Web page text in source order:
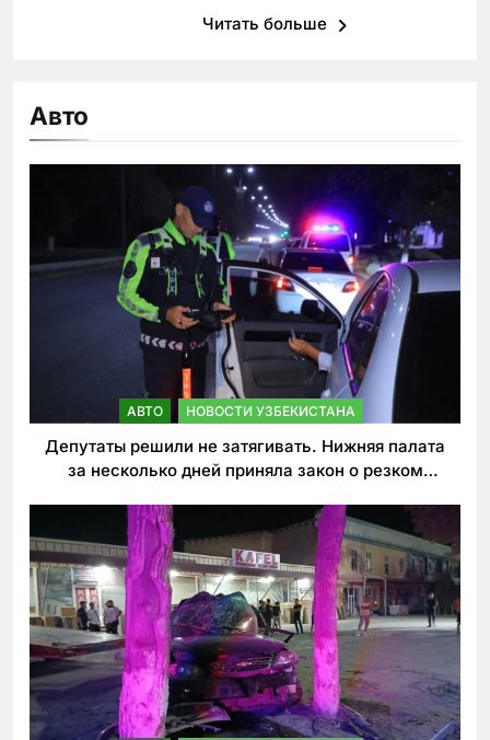
Читать больше
Авто
АВТО НОВОСТИ УЗБЕКИСТАНА
Депутаты решили не затягивать. Нижняя палата
за несколько дней приняла закон о резком